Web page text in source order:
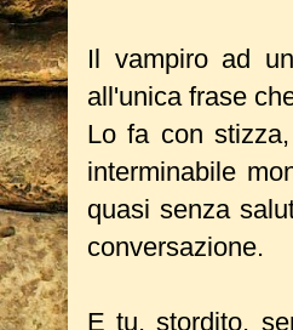
Il vampiro ad
all'unica frase
Lo fa con
interminabile
quasi senza
conversazione.
E tu, stordito,